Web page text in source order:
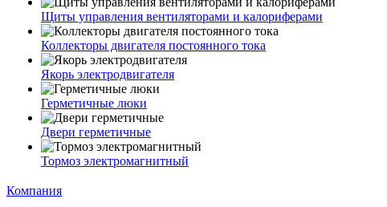
Щиты управления вентиляторами и калориферами
Коллекторы двигателя постоянного тока
Якорь электродвигателя
Герметичные люки
Двери герметичные
Тормоз электромагнитный
Компания